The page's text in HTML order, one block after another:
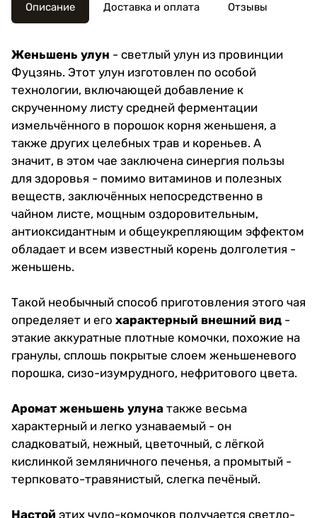
Описание Доставка и оплата Отзывы
Женьшень улун - светлый улун из провинции
Фуцзянь. Этот улун изготовлен по особой
технологии, включающей добавление к
скрученному листу средней ферментации
измельчённого в порошок корня женьшеня, а
также других целебных трав и кореньев. А
значит, в этом чае заключена синергия пользы
для здоровья - помимо витаминов и полезных
веществ, заключённых непосредственно в
чайном листе, мощным оздоровительным,
антиоксидантным и общеукрепляющим эффектом
обладает и всем известный корень долголетия -
женьшень.
Такой необычный способ приготовления этого чая
определяет и его характерный внешний вид -
этакие аккуратные плотные комочки, похожие на
гранулы, сплошь покрытые слоем женьшеневого
порошка, сизо-изумрудного, нефритового цвета.
Аромат женьшень улуна также весьма
характерный и легко узнаваемый - он
сладковатый, нежный, цветочный, с лёгкой
кислинкой земляничного печенья, а промытый -
терпковато-травянистый, слегка печёный.
Настой этих чудо-комочков получается светло-